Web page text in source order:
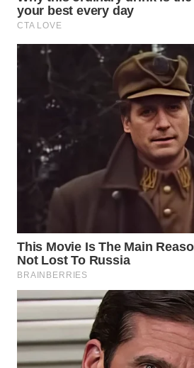
SUMEDANG
WN
CIANJUR
WN
SERIBU
WN
TANGERANG
BINJAI
WN
CIREBON
WN
INDRAMAYU